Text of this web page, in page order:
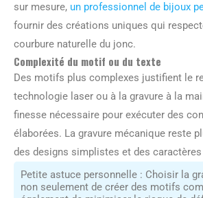
sur mesure, un professionnel de bijoux
fournir des créations uniques qui
courbure naturelle du jonc.
Complexité du motif ou du texte
Des motifs plus complexes justifient le
technologie laser ou à la gravure à la
finesse nécessaire pour exécuter des
élaborées. La gravure mécanique reste
des designs simplistes et des
Petite astuce personnelle : Choisir la
non seulement de créer des motifs